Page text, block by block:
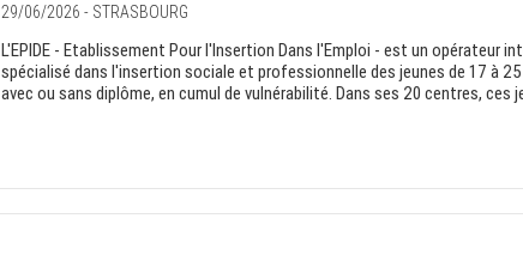
29/06/2026 - STRASBOURG
L'EPIDE - Etablissement Pour l'Insertion Dans l'Emploi - est un opérateur
spécialisé dans l'insertion sociale et professionnelle des jeunes de 17 à
avec ou sans diplôme, en cumul de vulnérabilité. Dans ses 20 centres, ces